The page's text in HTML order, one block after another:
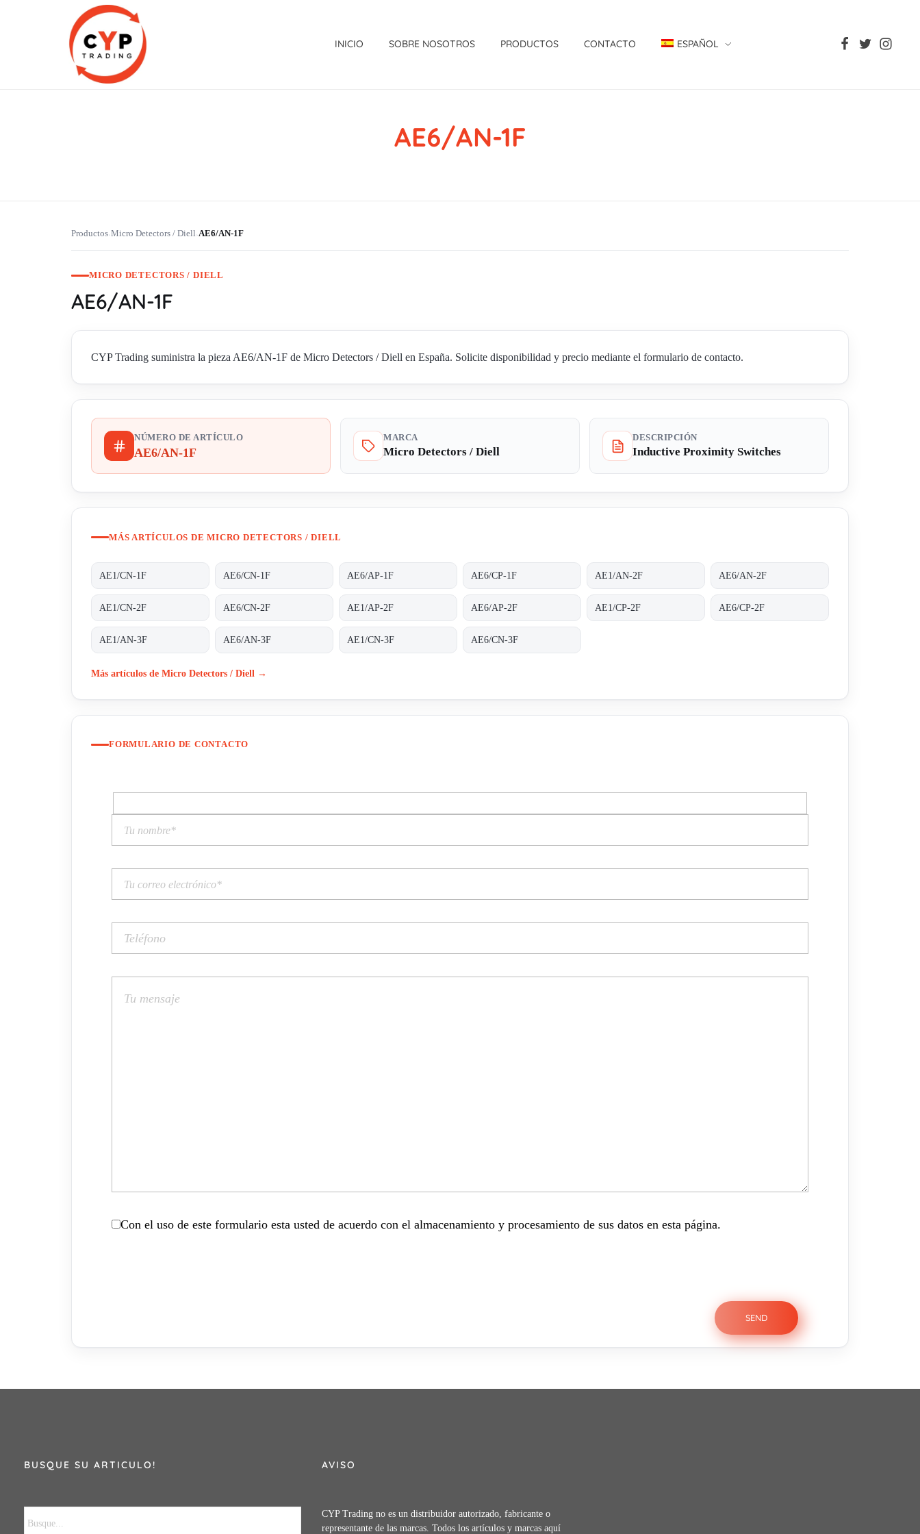
INICIO SOBRE NOSOTROS PRODUCTOS CONTACTO ESPAÑOL
AE6/AN-1F
Productos›Micro Detectors / Diell›AE6/AN-1F
MICRO DETECTORS / DIELL
AE6/AN-1F
CYP Trading suministra la pieza AE6/AN-1F de Micro Detectors / Diell en España. Solicite disponibilidad y precio mediante el formulario de contacto.
NÚMERO DE ARTÍCULO
AE6/AN-1F
MARCA
Micro Detectors / Diell
DESCRIPCIÓN
Inductive Proximity Switches
MÁS ARTÍCULOS DE MICRO DETECTORS / DIELL
AE1/CN-1F AE6/CN-1F AE6/AP-1F AE6/CP-1F AE1/AN-2F AE6/AN-2F
AE1/CN-2F AE6/CN-2F AE1/AP-2F AE6/AP-2F AE1/CP-2F AE6/CP-2F
AE1/AN-3F AE6/AN-3F AE1/CN-3F AE6/CN-3F
Más artículos de Micro Detectors / Diell →
FORMULARIO DE CONTACTO
Con el uso de este formulario esta usted de acuerdo con el almacenamiento y procesamiento de sus datos en esta página.
BUSQUE SU ARTICULO! AVISO
CYP Trading no es un distribuidor autorizado, fabricante o
representante de las marcas. Todos los artículos y marcas aquí